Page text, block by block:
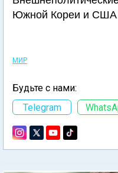
Южной Кореи и США
МИР
Будьте с нами:
Telegram